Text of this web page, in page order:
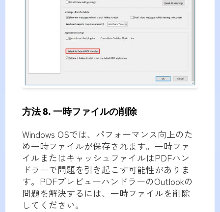
方法 8. 一時ファイルの削除
Windows OSでは、パフォーマンス向上のた
め一時ファイルが保存されます。一時ファ
イルまたはキャッシュファイルはPDFハン
ドラーで問題を引き起こす可能性がありま
す。PDFプレビューハンドラーのOutlookの
問題を解決するには、一時ファイルを削除
してください。